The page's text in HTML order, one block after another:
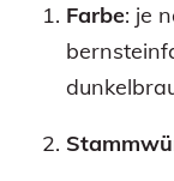
Farbe: je